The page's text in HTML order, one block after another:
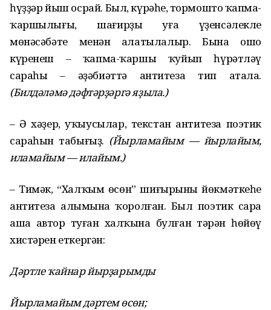
һүҙҙәр йыш осрай. Был, күрәһең, тормоштоң ҡапма-
ҡаршылығы, шағирҙың уға үҙенсәлекле
мөнәсәбәте менән аңлатылалыр. Бына ошо
күренеш – ҡапма-ҡаршы ҡуйып һүрәтләү
сараһы – әҙәбиәттә антитеза тип атала.
(Билдәләмә дәфтәрҙәргә яҙыла.)
– Ә хәҙер, уҡыусылар, текстан антитеза поэтик
сараһын табығыҙ. (Йырламайым — йырлайым,
иламайым — илайым.)
– Тимәк, “Халҡым өсөн” шиғырының йөкмәткеһе
антитеза алымына ҡоролған. Был поэтик сара
аша автор туған халҡына булған тәрән һөйөү
хистәрен еткергән:
Дәртле ҡайнар йырҙарымды
Йырламайым дәртем өсөн;